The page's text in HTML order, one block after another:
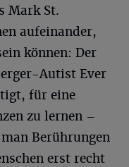
Mark St.
aufeinander,
können: Der
Autist Ever
für eine
zu lernen –
Berührungen
erst recht